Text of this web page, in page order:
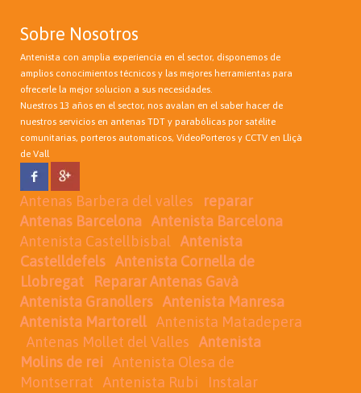
Sobre Nosotros
Antenista con amplia experiencia en el sector, disponemos de
amplios conocimientos técnicos y las mejores herramientas para
ofrecerle la mejor solucion a sus necesidades.
Nuestros 13 años en el sector, nos avalan en el saber hacer de
nuestros servicios en antenas TDT y parabólicas por satélite
comunitarias, porteros automaticos, VideoPorteros y CCTV en Lliçà
de Vall
Antenas Barbera del valles
reparar
Antenas Barcelona Antenista Barcelona
Antenista Castellbisbal
Antenista
Castelldefels Antenista Cornella de
Llobregat
Reparar Antenas Gavà
Antenista Granollers Antenista Manresa
Antenista Martorell Antenista Matadepera
Antenas Mollet del Valles
Antenista
Molins de rei
Antenista Olesa de
Montserrat
Antenista Rubi
Instalar